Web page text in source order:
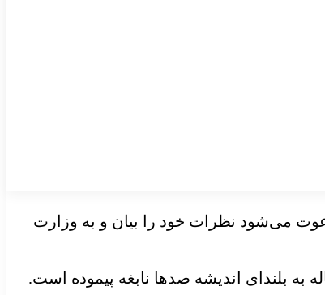
می‌شود نظرات خود را بیان و به وزارت
به بلندای اندیشه صدها نابغه پیموده است.